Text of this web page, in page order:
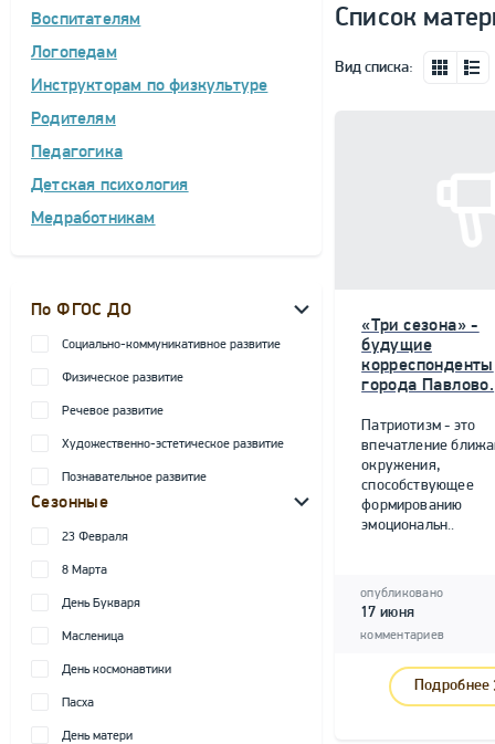
Воспитателям
Логопедам
Инструкторам по физкультуре
Родителям
Педагогика
Детская психология
Медработникам
По ФГОС ДО
Социально-коммуникативное развитие
Физическое развитие
Речевое развитие
Художественно-эстетическое развитие
Познавательное развитие
Сезонные
23 Февраля
8 Марта
День Букваря
Масленица
День космонавтики
Пасха
День матери
Список
Вид списка:
«Три сезона» -
будущие
корреспонденты
города Павлово.
Патриотизм - это
впечатление
окружения,
способствующее
формированию
эмоциональн..
опубликовано
17 июня
комментариев
Подробнее